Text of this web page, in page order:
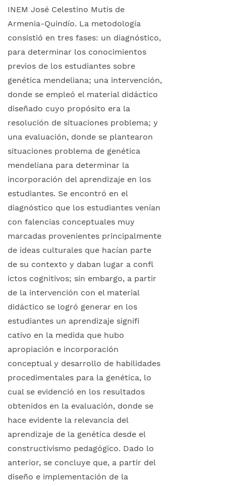
INEM José Celestino Mutis de
Armenia-Quindío. La metodología
consistió en tres fases: un diagnóstico,
para determinar los conocimientos
previos de los estudiantes sobre
genética mendeliana; una intervención,
donde se empleó el material didáctico
diseñado cuyo propósito era la
resolución de situaciones problema; y
una evaluación, donde se plantearon
situaciones problema de genética
mendeliana para determinar la
incorporación del aprendizaje en los
estudiantes. Se encontró en el
diagnóstico que los estudiantes venían
con falencias conceptuales muy
marcadas provenientes principalmente
de ideas culturales que hacían parte
de su contexto y daban lugar a confl
ictos cognitivos; sin embargo, a partir
de la intervención con el material
didáctico se logró generar en los
estudiantes un aprendizaje signifi
cativo en la medida que hubo
apropiación e incorporación
conceptual y desarrollo de habilidades
procedimentales para la genética, lo
cual se evidenció en los resultados
obtenidos en la evaluación, donde se
hace evidente la relevancia del
aprendizaje de la genética desde el
constructivismo pedagógico. Dado lo
anterior, se concluye que, a partir del
diseño e implementación de la